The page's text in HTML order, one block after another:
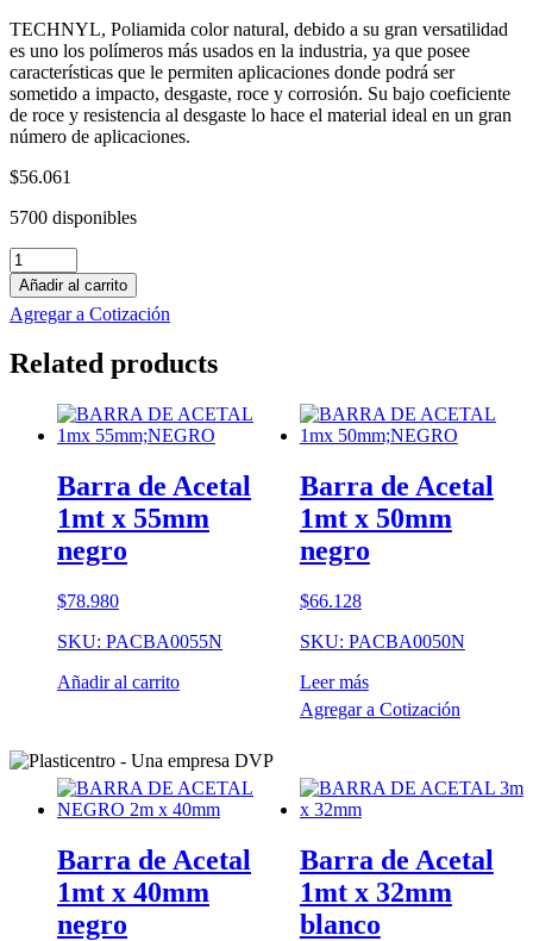
TECHNYL, Poliamida color natural, debido a su gran versatilidad
es uno los polímeros más usados en la industria, ya que posee
características que le permiten aplicaciones donde podrá ser
sometido a impacto, desgaste, roce y corrosión. Su bajo coeficiente
de roce y resistencia al desgaste lo hace el material ideal en un gran
número de aplicaciones.
$56.061
5700 disponibles
Barra
de
Technyl
1mt
56mm
cantidad
Añadir al carrito
Agregar a Cotización
Related products
Barra de Acetal
1mt x 55mm
negro
$78.980
SKU: PACBA0055N
Añadir al carrito
Barra de Acetal
1mt x 50mm
negro
$66.128
SKU: PACBA0050N
Leer más
Agregar a Cotización
Barra de Acetal
1mt x 40mm
negro
Barra de Acetal
1mt x 32mm
blanco